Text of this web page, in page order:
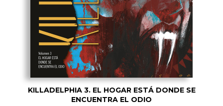
KILLADELPHIA 3. EL HOGAR ESTÁ DONDE SE
ENCUENTRA EL ODIO